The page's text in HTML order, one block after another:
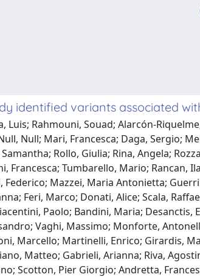
identified variants associated
Rahmouni, Souad; Alarcón-
Null; Mari, Francesca; Daga, Sergio;
Rollo, Giulia; Rina, Angela;
Tumbarello, Mario; Rancan,
Mazzei, Maria Antonietta;
Feri, Marco; Donati, Alice; Scala,
Paolo; Bandini, Maria; Desanctis,
Vaghi, Massimo; Monforte,
Marcello; Martinelli, Enrico; Girardis,
Matteo; Gabrieli, Arianna; Riva,
Scotton, Pier Giorgio; Andretta,